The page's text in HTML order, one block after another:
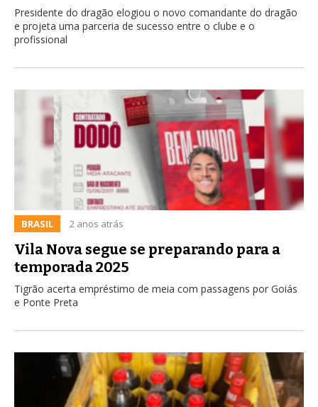
Presidente do dragão elogiou o novo comandante do dragão
e projeta uma parceria de sucesso entre o clube e o
profissional
BRASIL 2 anos atrás
Vila Nova segue se preparando para a
temporada 2025
Tigrão acerta empréstimo de meia com passagens por Goiás
e Ponte Preta